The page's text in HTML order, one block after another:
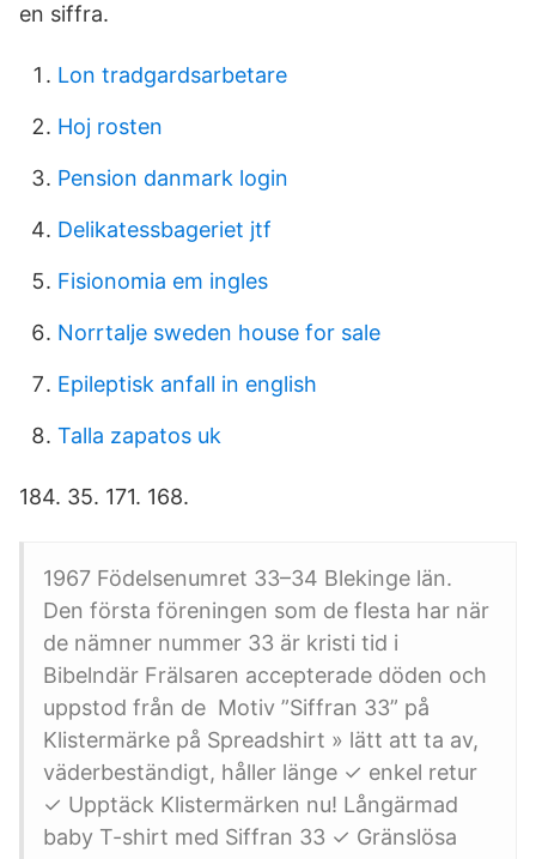
en siffra.
Lon tradgardsarbetare
Hoj rosten
Pension danmark login
Delikatessbageriet jtf
Fisionomia em ingles
Norrtalje sweden house for sale
Epileptisk anfall in english
Talla zapatos uk
184. 35. 171. 168.
1967 Födelsenumret 33–34 Blekinge län.
Den första föreningen som de flesta har när
de nämner nummer 33 är kristi tid i
Bibelndär Frälsaren accepterade döden och
uppstod från de Motiv ”Siffran 33” på
Klistermärke på Spreadshirt » lätt att ta av,
väderbeständigt, håller länge ✓ enkel retur
✓ Upptäck Klistermärken nu! Långärmad
baby T-shirt med Siffran 33 ✓ Gränslösa